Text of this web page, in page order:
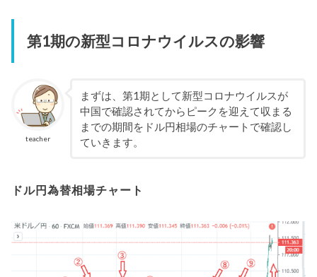
第1期の新型コロナウイルスの影響
teacher
まずは、第1期として新型コロナウイルスが
中国で確認されてからピークを迎えて収まる
までの期間をドル円相場のチャートで確認し
ていきます。
ドル円為替相場チャート